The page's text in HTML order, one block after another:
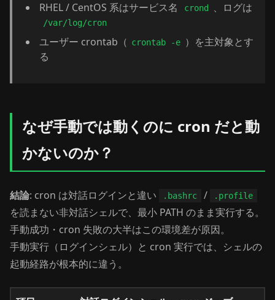
RHEL / CentOS 系はサービス名
crond 、ログは
/var/log/cron
ユーザー crontab（ crontab -e ）を主対象とす
る
なぜ手動では動くのに cron だと動
かないのか？
結論: cron は対話ログインと違い .bashrc / .profile
を読まない非対話シェルで、最小 PATH のまま実行する。
手動成功・cron 失敗の大半はこの環境差が原因。
手動実行（ログインシェル）と cron 実行では、シェルの
起動経路が根本的に違う。